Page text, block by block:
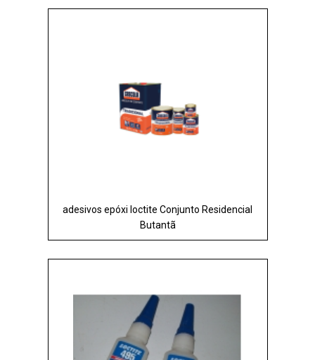
adesivos epóxi loctite Conjunto Residencial
Butantã